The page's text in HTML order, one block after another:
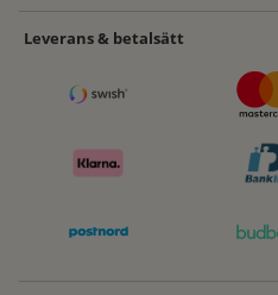
Leverans & betalsätt